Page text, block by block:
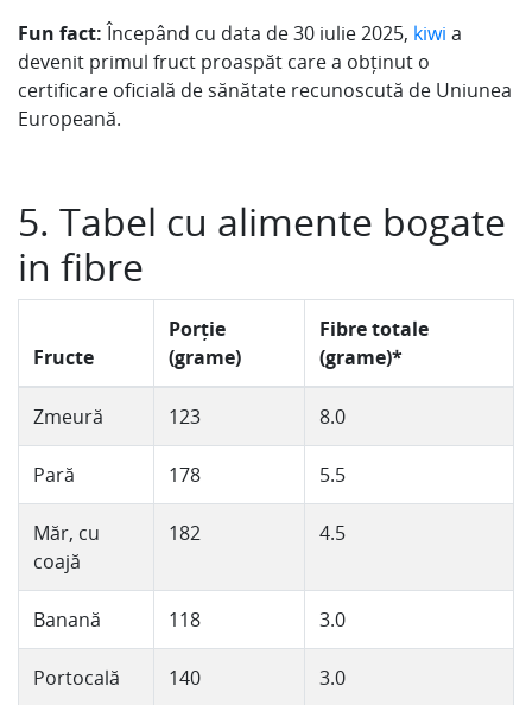
Fun fact:Începând cu data de 30 iulie 2025, kiwi a
devenit primul fruct proaspăt care a obținut o
certificare oficială de sănătate recunoscută de Uniunea
Europeană.
5. Tabel cu alimente bogate
in fibre
Fructe
Porție
(grame)
Fibre totale
(grame)*
Zmeură 123 8.0
Pară 178 5.5
Măr, cu
coajă
182 4.5
Banană 118 3.0
Portocală 140 3.0